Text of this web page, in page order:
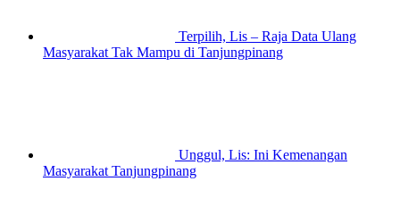
Terpilih, Lis – Raja Data Ulang
Masyarakat Tak Mampu di Tanjungpinang
Unggul, Lis: Ini Kemenangan
Masyarakat Tanjungpinang